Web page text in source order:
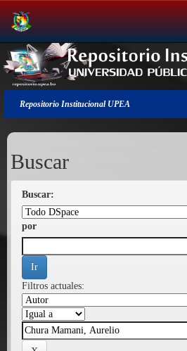
Salir
de
la
navegación
Repositorio Institucional UPEA
Buscar
Buscar:
por
Filtros actuales: